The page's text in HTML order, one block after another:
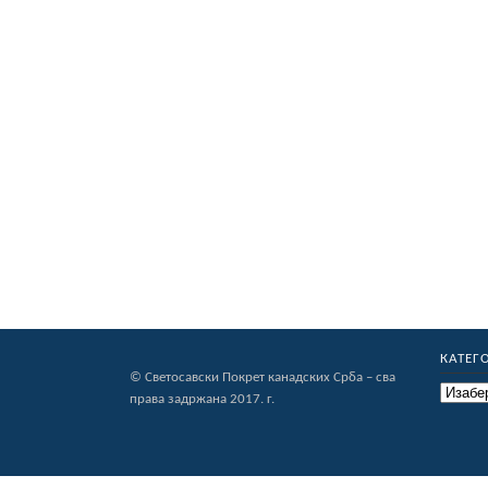
© Светосавски Покрет канадских Срба – сва
права задржана 2017. г.